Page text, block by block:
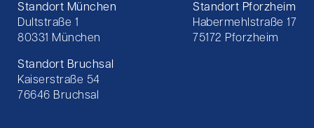
Standort München
Dultstraße 1
80331 München
Standort Pforzheim
Habermehlstraße 17
75172 Pforzheim
Standort Bruchsal
Kaiserstraße 54
76646 Bruchsal